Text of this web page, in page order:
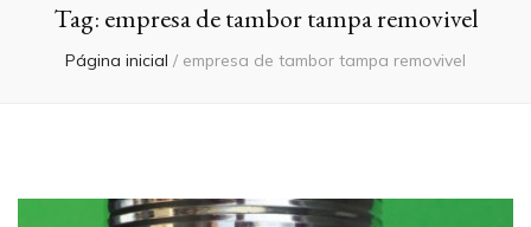
Tag: empresa de tambor tampa removivel
Página inicial / empresa de tambor tampa removivel